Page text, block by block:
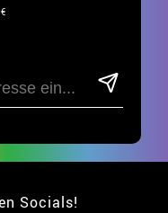
Socials!